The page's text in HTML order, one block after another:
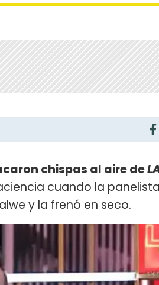
chispas al aire de
cuando la
y la frenó en seco.